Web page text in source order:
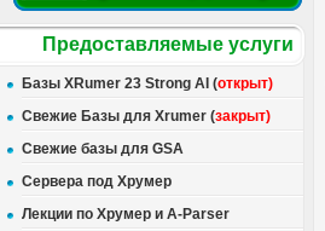
Предоставляемые услуги
Базы XRumer 23 Strong AI (открыт)
Свежие Базы для Xrumer (закрыт)
Свежие базы для GSA
Сервера под Хрумер
Лекции по Хрумер и A-Parser